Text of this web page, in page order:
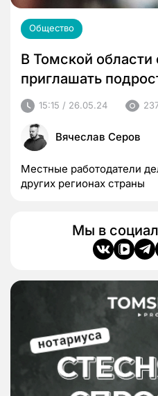
Общество
В Томской области
приглашать
15:15 / 26.05.24
Вячеслав Серов
Местные работодатели
других регионах страны
Мы в